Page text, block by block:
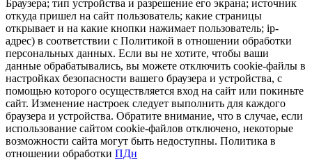
Браузера; тип устройства и разрешение его экрана; источник
откуда пришел на сайт пользователь; какие страницы
открывает и на какие кнопки нажимает пользователь; ip-
адрес) в соответствии с Политикой в отношении обработки
персональных данных. Если вы не хотите, чтобы ваши
данные обрабатывались, вы можете отключить cookie-файлы в
настройках безопасности вашего браузера и устройства, с
помощью которого осуществляется вход на сайт или покиньте
сайт. Изменение настроек следует выполнить для каждого
браузера и устройства. Обратите внимание, что в случае, если
использование сайтом cookie-файлов отключено, некоторые
возможности сайта могут быть недоступны. Политика в
отношении обработки ПДн